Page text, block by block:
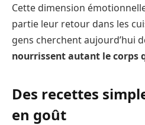
Cette dimension
partie leur retour dans les
gens cherchent aujourd’hui
nourrissent autant le corps
Des recettes
en goût